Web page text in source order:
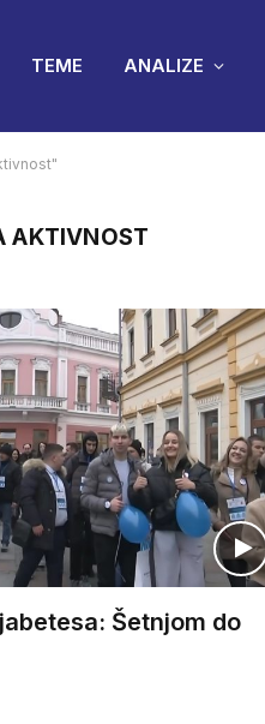
TEME ANALIZE
AKTIVNOST
Šetnjom do